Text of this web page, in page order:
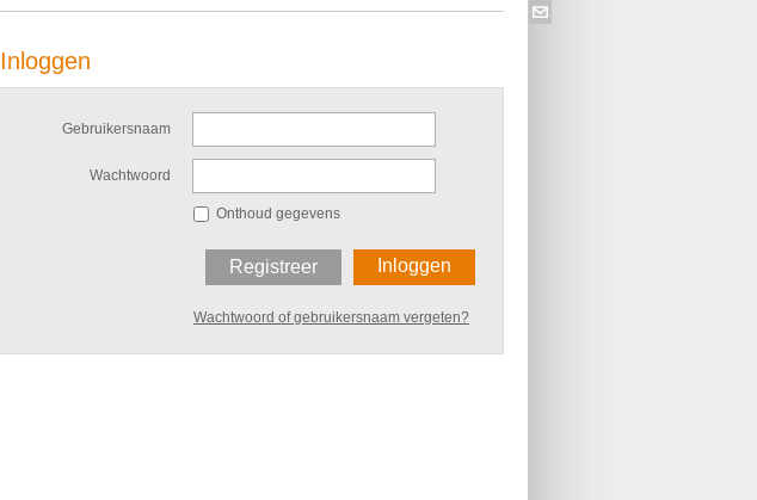
Inloggen
Gebruikersnaam
Wachtwoord
Onthoud gegevens
Inloggen
Registreer
Wachtwoord of gebruikersnaam vergeten?